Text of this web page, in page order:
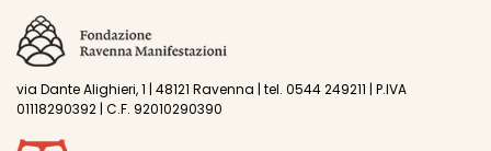
via Dante Alighieri, 1 | 48121 Ravenna | tel. 0544 249211 | P.IVA
01118290392 | C.F. 92010290390